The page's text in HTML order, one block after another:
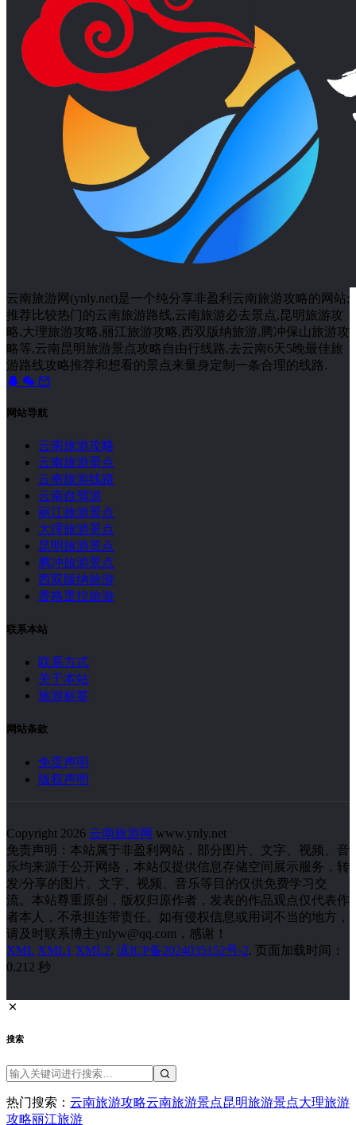
云南旅游网(ynly.net)是一个纯分享非盈利云南旅游攻略的网站;
推荐比较热门的云南旅游路线,云南旅游必去景点,昆明旅游攻
略,大理旅游攻略,丽江旅游攻略,西双版纳旅游,腾冲保山旅游攻
略等,云南昆明旅游景点攻略自由行线路,去云南6天5晚最佳旅
游路线攻略推荐和想看的景点来量身定制一条合理的线路.
网站导航
云南旅游攻略
云南旅游景点
云南旅游线路
云南自驾游
丽江旅游景点
大理旅游景点
昆明旅游景点
腾冲旅游景点
西双版纳旅游
香格里拉旅游
联系本站
联系方式
关于本站
旅游标签
网站条款
免责声明
版权声明
Copyright 2026 云南旅游网 www.ynly.net
免责声明：本站属于非盈利网站，部分图片、文字、视频、音
乐均来源于公开网络，本站仅提供信息存储空间展示服务，转
发/分享的图片、文字、视频、音乐等目的仅供免费学习交
流。本站尊重原创，版权归原作者，发表的作品观点仅代表作
者本人，不承担连带责任。如有侵权信息或用词不当的地方，
请及时联系博主ynlyw@qq.com，感谢！
XML XML1 XML2. 滇ICP备2024035152号-2. 页面加载时间：
0.212 秒
搜索
热门搜索： 云南旅游攻略云南旅游景点昆明旅游景点大理旅游
攻略丽江旅游